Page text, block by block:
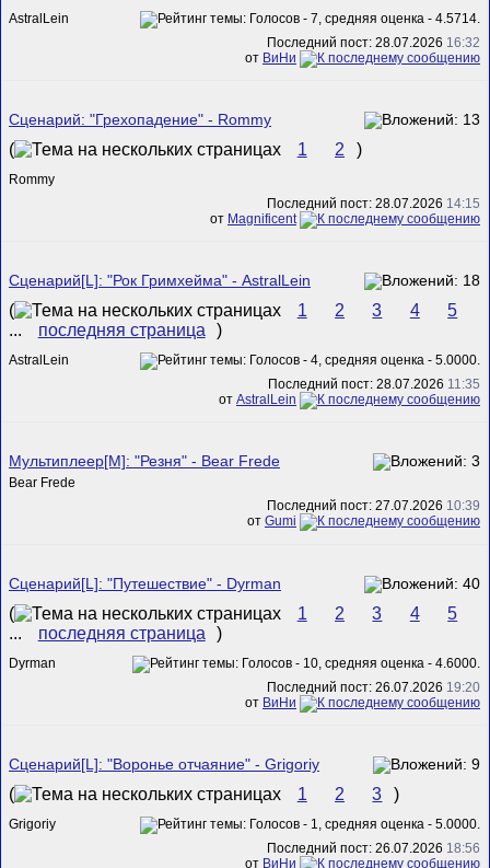
AstralLein
Последний пост: 28.07.2026 16:32
от ВиНи
Сценарий: "Грехопадение" - Rommy
( 1 2 )
Rommy
Последний пост: 28.07.2026 14:15
от Magnificent
Сценарий[L]: "Рок Гримхейма" - AstralLein
( 1 2 3 4
5
...
последняя страница )
AstralLein
Последний пост: 28.07.2026 11:35
от AstralLein
Мультиплеер[M]: "Резня" - Bear Frede
Bear Frede
Последний пост: 27.07.2026 10:39
от Gumi
Сценарий[L]: "Путешествие" - Dyrman
( 1 2 3 4
5
...
последняя страница )
Dyrman
Последний пост: 26.07.2026 19:20
от ВиНи
Сценарий[L]: "Воронье отчаяние" - Grigoriy
( 1 2 3 )
Grigoriy
Последний пост: 26.07.2026 18:56
от ВиНи